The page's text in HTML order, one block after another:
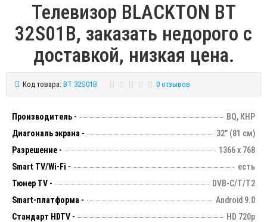
Телевизор BLACKTON BT
32S01B, заказать недорого с
доставкой, низкая цена.
Код товара: BT 32S01B 0 отзывов
Производитель -
BQ, КНР
Диагональ экрана -
32" (81 см)
Разрешение -
1366 х 768
Smart TV/Wi-Fi -
есть
Тюнер TV -
DVB-C/T/T2
Smart-платформа -
Android 9.0
Стандарт HDTV -
HD 720p